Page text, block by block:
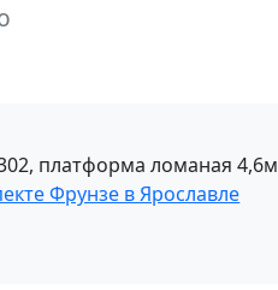
платформа ломаная 4,6м
Фрунзе в Ярославле